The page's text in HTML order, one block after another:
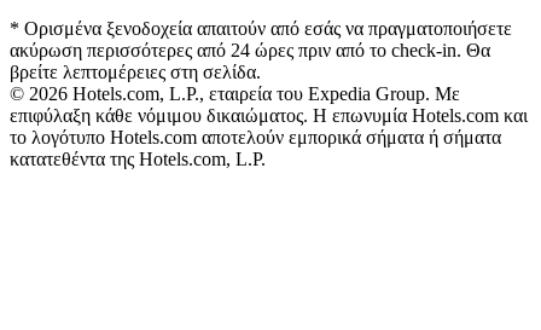
* Ορισμένα ξενοδοχεία απαιτούν από εσάς να πραγματοποιήσετε
ακύρωση περισσότερες από 24 ώρες πριν από το check-in. Θα
βρείτε λεπτομέρειες στη σελίδα.
© 2026 Hotels.com, L.P., εταιρεία του Expedia Group. Με
επιφύλαξη κάθε νόμιμου δικαιώματος. Η επωνυμία Hotels.com και
το λογότυπο Hotels.com αποτελούν εμπορικά σήματα ή σήματα
κατατεθέντα της Hotels.com, L.P.